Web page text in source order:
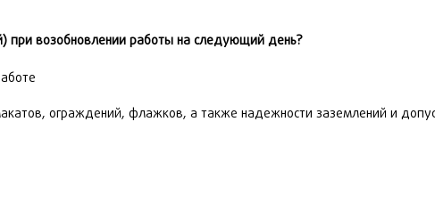
при возобновлении работы на следующий день?
ограждений, флажков, а также надежности заземлений и